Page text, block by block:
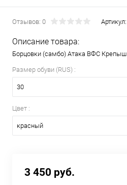
Отзывов: 0 Артикул:
Описание товара:
Борцовки (самбо) Атака ВФС Крепыш
Размер обуви (RUS) :
30
Цвет :
красный
3 450 руб.